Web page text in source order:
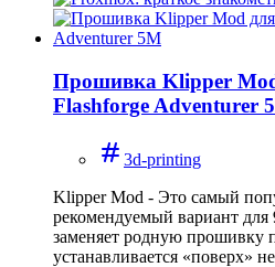
Прошивка Klipper
Flashforge Adventurer
3d-printing
Klipper Mod - Это самый
рекомендуемый вариант для
заменяет родную прошивку
устанавливается «поверх»